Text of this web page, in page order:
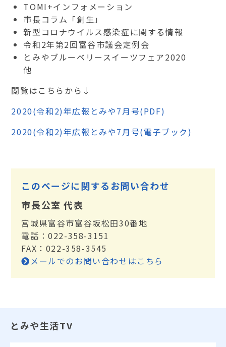
TOMI+インフォメーション
市長コラム「創生」
新型コロナウイルス感染症に関する情報
令和2年第2回富谷市議会定例会
とみやブルーベリースイーツフェア2020
他
閲覧はこちらから↓
2020(令和2)年広報とみや7月号(PDF)
2020(令和2)年広報とみや7月号(電子ブック)
このページに関するお問い合わせ
市長公室 代表
宮城県富谷市富谷坂松田30番地
電話：022-358-3151
FAX：022-358-3545
メールでのお問い合わせはこちら
とみや生活TV